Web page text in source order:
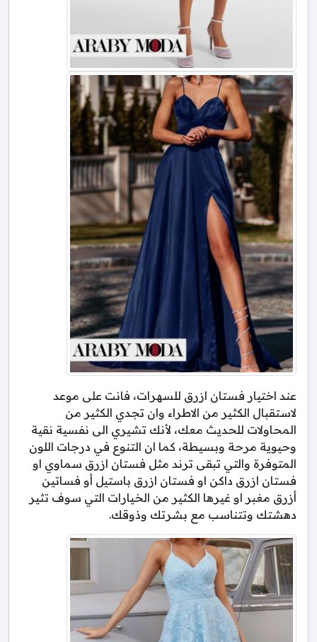
عند اختيار فستان ازرق للسهرات، فانت على موعد
لاستقبال الكثير من الاطراء وان تجدي الكثير من
المحاولات للحديث معك، لأنك تشيري الى نفسية نقية
وحيوية مرحة وبسيطة، كما ان التنوع في درجات اللون
المتوفرة والتي تبقى ترند مثل فستان ازرق سماوي او
فستان ازرق داكن او فستان ازرق باستيل أو فساتين
أزرق مغبر او غيرها الكثير من الخيارات التي سوف تثير
دهشتك وتتناسب مع بشرتك وذوقك.